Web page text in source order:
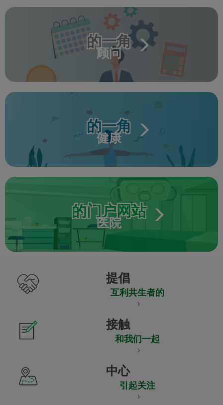
的一角
顾问
的一角
健康
的门户网站
医院
提倡
互利共生者的
接触
和我们一起
中心
引起关注